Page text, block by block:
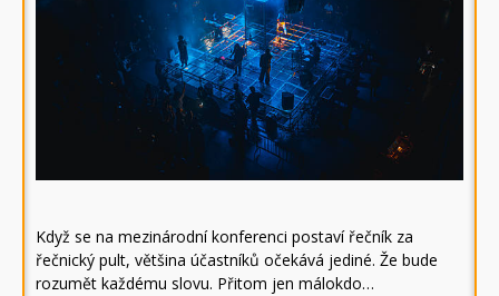
Když se na mezinárodní konferenci postaví řečník za
řečnický pult, většina účastníků očekává jediné. Že bude
rozumět každému slovu. Přitom jen málokdo…